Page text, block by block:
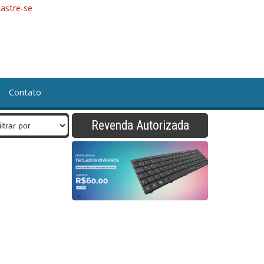
se
Contato
DE PÓ RETANGULAR
CONJ. MANGUEIRA AR
Manual TCA EVOLUTION
Revenda Autorizada